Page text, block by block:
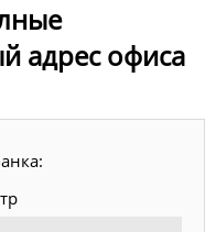
адрес офиса